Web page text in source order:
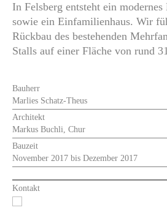
In Felsberg entsteht ein
sowie ein Einfamilienhaus. Wir
Rückbau des bestehenden
Stalls auf einer Fläche von rund
Bauherr
Marlies Schatz-Theus
Architekt
Markus Buchli, Chur
Bauzeit
November 2017 bis Dezember 2017
Kontakt